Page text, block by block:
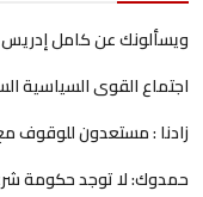
ويسألونك عن كامل
اجتماع القوى السياسية
زادنا : مستعدون للوقوف
حمدوك: لا توجد حكومة